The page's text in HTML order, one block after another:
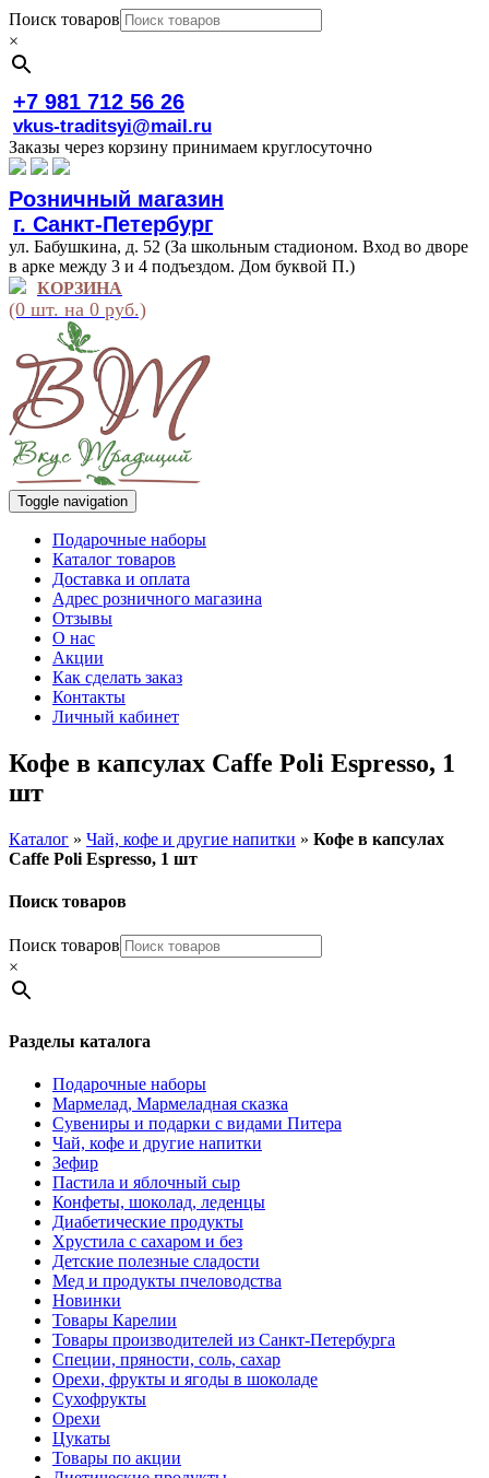
Поиск товаров
×
+7 981 712 56 26
vkus-traditsyi@mail.ru
Заказы через корзину принимаем круглосуточно
Розничный магазин
г. Санкт-Петербург
ул. Бабушкина, д. 52 (За школьным стадионом. Вход во дворе
в арке между 3 и 4 подъездом. Дом буквой П.)
КОРЗИНА
(0 шт. на 0 руб.)
Toggle navigation
Подарочные наборы
Каталог товаров
Доставка и оплата
Адрес розничного магазина
Отзывы
О нас
Акции
Как сделать заказ
Контакты
Личный кабинет
Кофе в капсулах Caffe Poli Espresso, 1
шт
Каталог » Чай, кофе и другие напитки » Кофе в капсулах
Caffe Poli Espresso, 1 шт
Поиск товаров
Поиск товаров
×
Разделы каталога
Подарочные наборы
Мармелад, Мармеладная сказка
Сувениры и подарки с видами Питера
Чай, кофе и другие напитки
Зефир
Пастила и яблочный сыр
Конфеты, шоколад, леденцы
Диабетические продукты
Хрустила с сахаром и без
Детские полезные сладости
Мед и продукты пчеловодства
Новинки
Товары Карелии
Товары производителей из Санкт-Петербурга
Специи, пряности, соль, сахар
Орехи, фрукты и ягоды в шоколаде
Сухофрукты
Орехи
Цукаты
Товары по акции